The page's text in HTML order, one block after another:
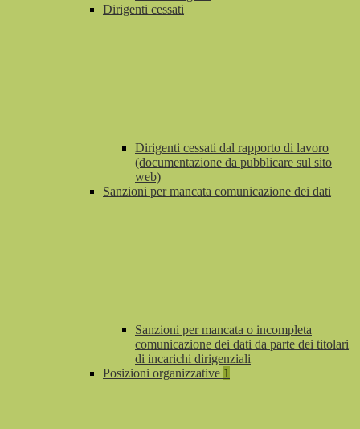
Dirigenti cessati
Dirigenti cessati dal rapporto di lavoro
(documentazione da pubblicare sul sito
web)
Sanzioni per mancata comunicazione dei dati
Sanzioni per mancata o incompleta
comunicazione dei dati da parte dei titolari
di incarichi dirigenziali
Posizioni organizzative 1